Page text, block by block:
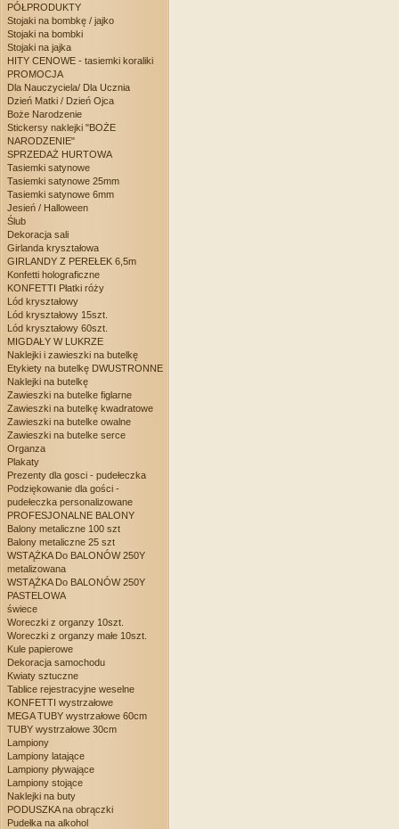
PÓŁPRODUKTY
Stojaki na bombkę / jajko
Stojaki na bombki
Stojaki na jajka
HITY CENOWE - tasiemki koraliki
PROMOCJA
Dla Nauczyciela/ Dla Ucznia
Dzień Matki / Dzień Ojca
Boże Narodzenie
Stickersy naklejki "BOŻE
NARODZENIE"
SPRZEDAŻ HURTOWA
Tasiemki satynowe
Tasiemki satynowe 25mm
Tasiemki satynowe 6mm
Jesień / Halloween
Ślub
Dekoracja sali
Girlanda kryształowa
GIRLANDY Z PEREŁEK 6,5m
Konfetti holograficzne
KONFETTI Płatki róży
Lód kryształowy
Lód kryształowy 15szt.
Lód kryształowy 60szt.
MIGDAŁY W LUKRZE
Naklejki i zawieszki na butelkę
Etykiety na butelkę DWUSTRONNE
Naklejki na butelkę
Zawieszki na butelke figlarne
Zawieszki na butelkę kwadratowe
Zawieszki na butelke owalne
Zawieszki na butelke serce
Organza
Plakaty
Prezenty dla gosci - pudełeczka
Podziękowanie dla gości -
pudełeczka personalizowane
PROFESJONALNE BALONY
Balony metaliczne 100 szt
Balony metaliczne 25 szt
WSTĄŻKA Do BALONÓW 250Y
metalizowana
WSTĄŻKA Do BALONÓW 250Y
PASTELOWA
świece
Woreczki z organzy 10szt.
Woreczki z organzy małe 10szt.
Kule papierowe
Dekoracja samochodu
Kwiaty sztuczne
Tablice rejestracyjne weselne
KONFETTI wystrzałowe
MEGA TUBY wystrzałowe 60cm
TUBY wystrzałowe 30cm
Lampiony
Lampiony latające
Lampiony pływające
Lampiony stojące
Naklejki na buty
PODUSZKA na obrączki
Pudełka na alkohol